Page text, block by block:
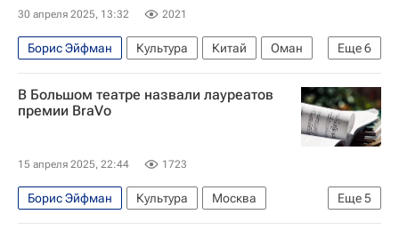
30 апреля 2025, 13:32 2021
Еще6
Борис Эйфман Культура Китай
Оман
Вьетнам
Петр Чайковский
Илья Репин
Большой театр
Третьяковская галерея
В Большом театре назвали лауреатов
премии BraVo
15 апреля 2025, 22:44 1723
Еще5
Борис Эйфман Культура
Москва
Игорь Морозов
Валерий Гергиев